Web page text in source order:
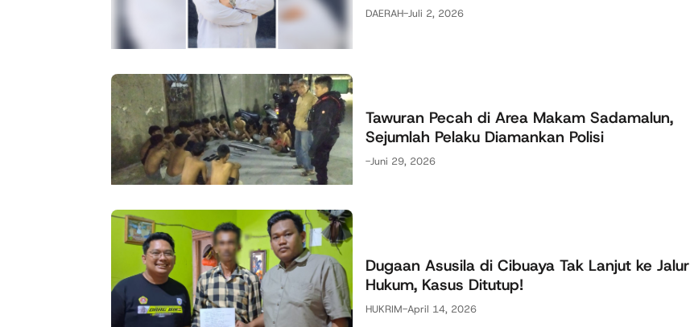
DAERAH-Juli 2, 2026
Tawuran Pecah di Area Makam Sadamalun,
Sejumlah Pelaku Diamankan Polisi
-Juni 29, 2026
Dugaan Asusila di Cibuaya Tak Lanjut ke Jalur
Hukum, Kasus Ditutup!
HUKRIM-April 14, 2026